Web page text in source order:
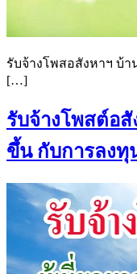
รับจ้างโพสอสังหาฯ บ้
[…]
รับจ้างโพสต์อ
ขึ้น กับการลง